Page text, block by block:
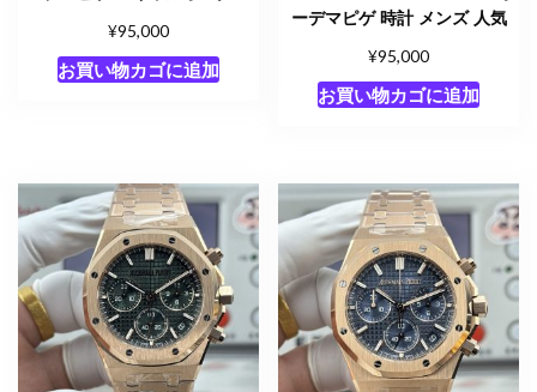
¥95,000
お買い物カゴに追加
ーデマピゲ 時計 メンズ 人気
¥95,000
お買い物カゴに追加